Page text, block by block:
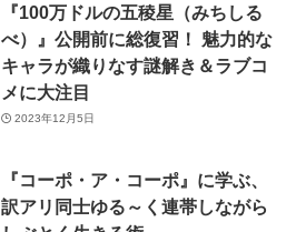
『100万ドルの五稜星（みちしる
べ）』公開前に総復習！ 魅力的な
キャラが織りなす謎解き＆ラブコ
メに大注目
2023年12月5日
『コーポ・ア・コーポ』に学ぶ、
訳アリ同士ゆる～く連帯しながら